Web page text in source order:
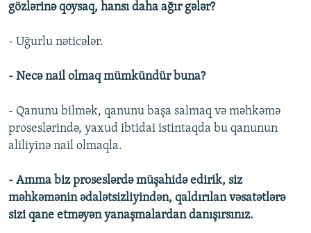
gözlərinə qoysaq, hansı daha ağır gələr?
- Uğurlu nəticələr.
- Necə nail olmaq mümkündür buna?
- Qanunu bilmək, qanunu başa salmaq və məhkəmə
proseslərində, yaxud ibtidai istintaqda bu qanunun
aliliyinə nail olmaqla.
- Amma biz proseslərdə müşahidə edirik, siz
məhkəmənin ədalətsizliyindən, qaldırılan vəsatətlərə
sizi qane etməyən yanaşmalardan danışırsınız.